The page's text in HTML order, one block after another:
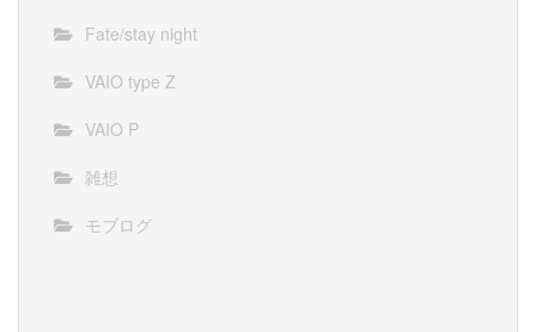
Fate/stay night
VAIO type Z
VAIO P
雑想
モブログ